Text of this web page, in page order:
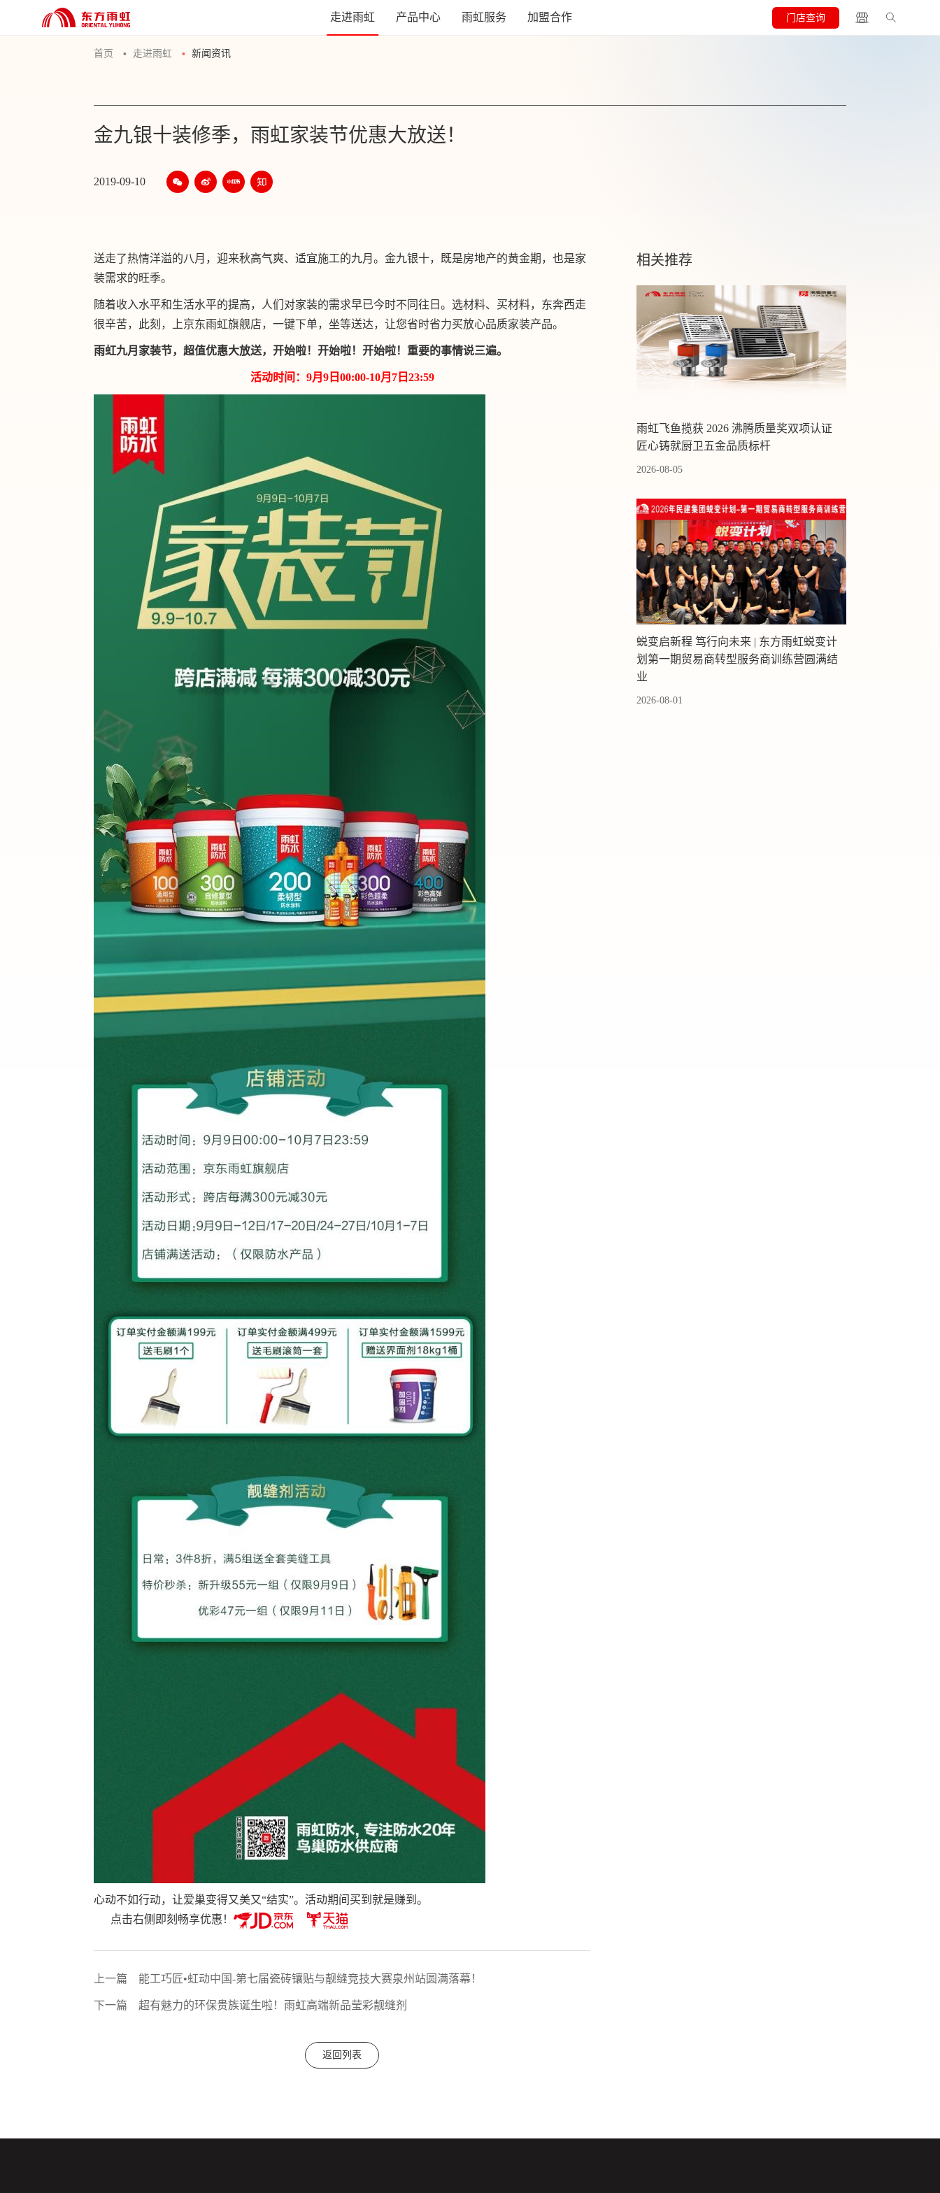
走进雨虹 产品中心 雨虹服务 加盟合作 门店查询
首页 走进雨虹 新闻资讯
金九银十装修季，雨虹家装节优惠大放送！
2019-09-10
送走了热情洋溢的八月，迎来秋高气爽、适宜施工的九月。金九银十，既是房地产的黄金期，也是家
装需求的旺季。
随着收入水平和生活水平的提高，人们对家装的需求早已今时不同往日。选材料、买材料，东奔西走
很辛苦，此刻，上京东雨虹旗舰店，一键下单，坐等送达，让您省时省力买放心品质家装产品。
雨虹九月家装节，超值优惠大放送，开始啦！开始啦！开始啦！重要的事情说三遍。
活动时间：9月9日00:00-10月7日23:59
心动不如行动，让爱巢变得又美又“结实”。活动期间买到就是赚到。
点击右侧 即刻畅享优惠！
上一篇 能工巧匠•虹动中国-第七届瓷砖镶贴与靓缝竞技大赛泉州站圆满落幕！
下一篇 超有魅力的环保贵族诞生啦！雨虹高端新品莹彩靓缝剂
返回列表
相关推荐
雨虹飞鱼揽获 2026 沸腾质量奖双项认证
匠心铸就厨卫五金品质标杆
2026-08-05
蜕变启新程 笃行向未来 | 东方雨虹蜕变计
划第一期贸易商转型服务商训练营圆满结
业
2026-08-01